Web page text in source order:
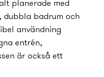
planerade med
dubbla badrum och
användning
entrén,
är också ett